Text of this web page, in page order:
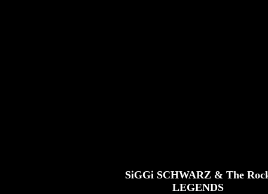
SiGGi SCHWARZ & The
LEGENDS